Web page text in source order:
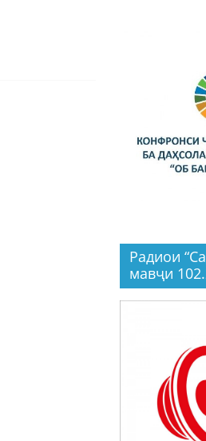
Радиои
мавҷи